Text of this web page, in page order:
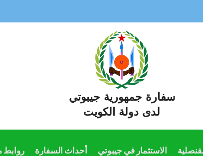
سفارة جمهورية جيبوتي
لدى دولة الكويت
الاستثمار في جيبوتي أحداث السفارة روابط